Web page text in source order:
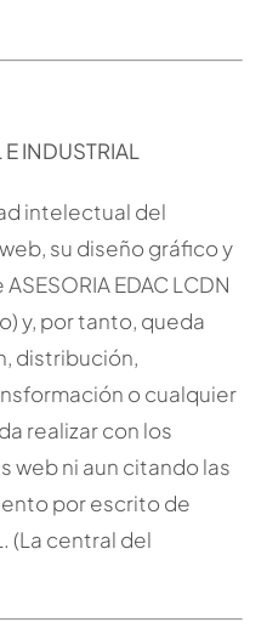
INDUSTRIAL
intelectual del
su diseño gráfico y
EDAC LCDN
y, por tanto, queda
distribución,
o cualquier
realizar con los
web ni aun citando las
por escrito de
(La central del